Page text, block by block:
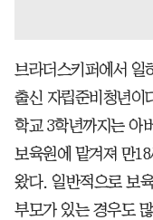
브라더스키퍼에서
출신 자립준비청년이
학교 3학년까지는 아
보육원에 맡겨져 만
왔다. 일반적으로 보
부모가 있는 경우도